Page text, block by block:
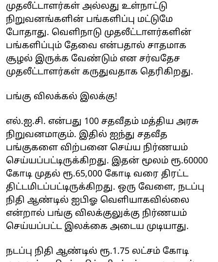
முதலீட்டாளர்கள் அல்லது உள்நாட்டு
நிறுவனங்களின் பங்களிப்பு மட்டுமே
போதாது. வெளிநாடு முதலீட்டாளர்களின்
பங்களிப்பும் தேவை என்பதால் சாதமாக
சூழல் இருக்க வேண்டும் என சர்வதேச
முதலீட்டாளர்கள் கருதுவதாக தெரிகிறது.
பங்கு விலக்கல் இலக்கு!
எல்.ஐ.சி. என்பது 100 சதவீதம் மத்திய அரசு
நிறுவனமாகும். இதில் ஐந்து சதவீத
பங்குகளை விற்பனை செய்ய நிர்ணயம்
செய்யப்பட்டிருக்கிறது. இதன் மூலம் ரூ.60000
கோடி முதல் ரூ.65,000 கோடி வரை திரட்ட
திட்டமிடப்பட்டிருக்கிறது. ஒரு வேளை, நடப்பு
நிதி ஆண்டில் ஐபிஓ வெளியாகவில்லை
என்றால் பங்கு விலக்குலுக்கு நிர்ணயம்
செய்யப்பட்ட இலக்கை அடைய முடியாது.
நடப்பு நிதி ஆண்டில் ரூ.1.75 லட்சம் கோடி